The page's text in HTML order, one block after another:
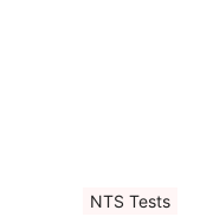
NTS Tests